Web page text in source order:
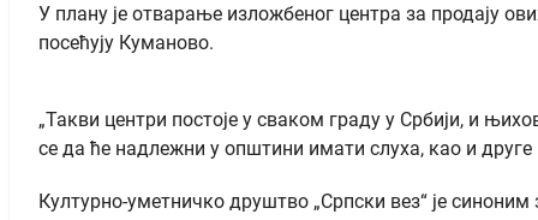
У плану је отварање изложбеног центра за продају
посећују Куманово.
„Такви центри постоје у сваком граду у Србији, и
се да ће надлежни у општини имати слуха, као и
Културно-уметничко друштво „Српски вез“ је